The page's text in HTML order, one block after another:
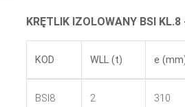
KRĘTLIK IZOLOWANY BSI KL.8
KOD WLL (t) e
BSI8 2 310